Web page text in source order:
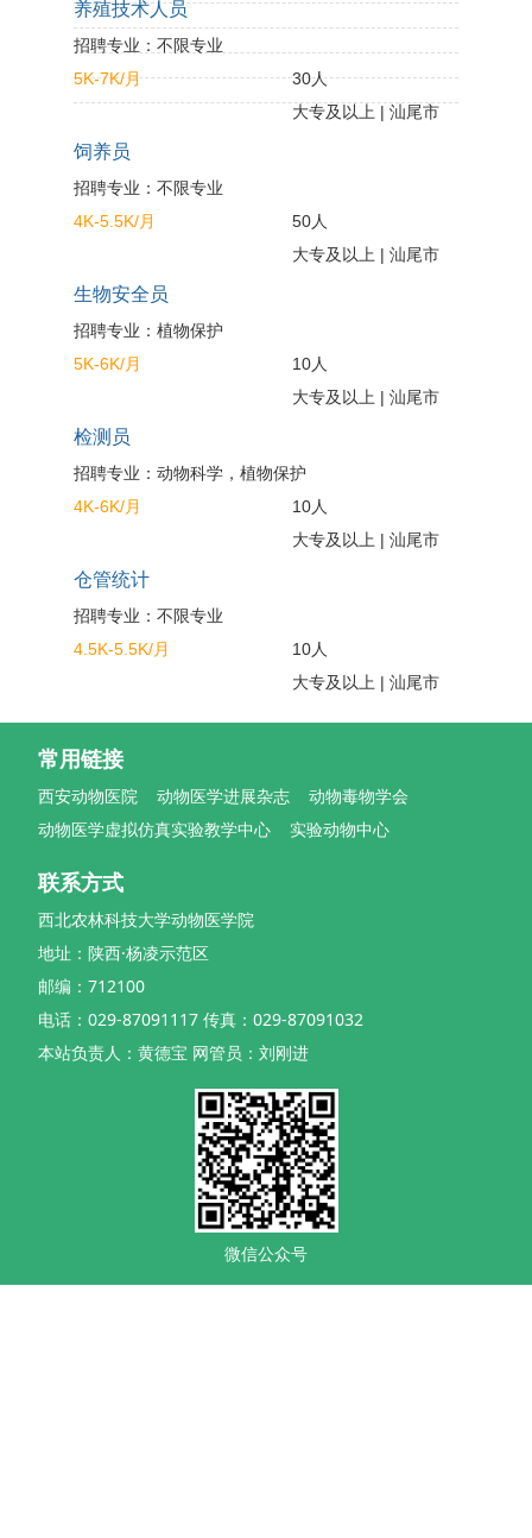
养殖技术人员
招聘专业：不限专业
5K-7K/月
30人
大专及以上 | 汕尾市
饲养员
招聘专业：不限专业
4K-5.5K/月
50人
大专及以上 | 汕尾市
生物安全员
招聘专业：植物保护
5K-6K/月
10人
大专及以上 | 汕尾市
检测员
招聘专业：动物科学，植物保护
4K-6K/月
10人
大专及以上 | 汕尾市
仓管统计
招聘专业：不限专业
4.5K-5.5K/月
10人
大专及以上 | 汕尾市
常用链接
西安动物医院 动物医学进展杂志
动物毒物学会
动物医学虚拟仿真实验教学中心
实验动物中心
联系方式
西北农林科技大学动物医学院
地址：陕西·杨凌示范区
邮编：712100
电话：029-87091117 传真：029-87091032
本站负责人：黄德宝 网管员：刘刚进
微信公众号